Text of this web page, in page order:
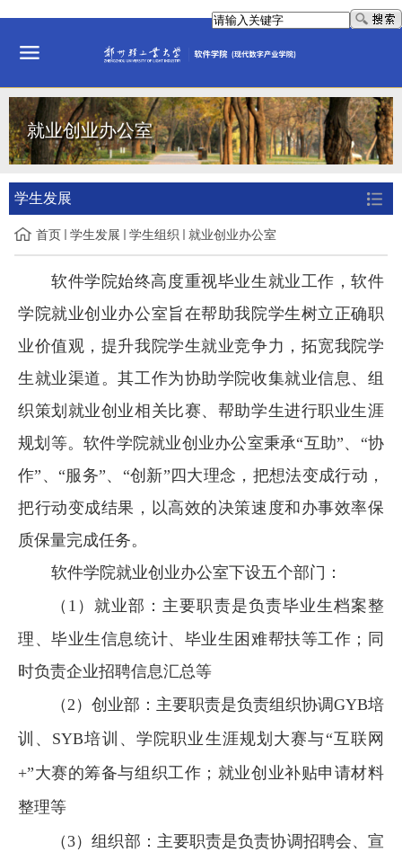
就业创业办公室
学生发展
首页 学生发展 学生组织 就业创业办公室
软件学院始终高度重视毕业生就业工作，软件
学院就业创业办公室旨在帮助我院学生树立正确职
业价值观，提升我院学生就业竞争力，拓宽我院学
生就业渠道。其工作为协助学院收集就业信息、组
织策划就业创业相关比赛、帮助学生进行职业生涯
规划等。软件学院就业创业办公室秉承“互助”、“协
作”、“服务”、“创新”四大理念，把想法变成行动，
把行动变成结果，以高效的决策速度和办事效率保
质保量完成任务。
软件学院就业创业办公室下设五个部门：
（1）就业部：主要职责是负责毕业生档案整
理、毕业生信息统计、毕业生困难帮扶等工作；同
时负责企业招聘信息汇总等
（2） 创业部：主要职责是负责组织协调GYB培
训、 SYB培训、学院职业生涯规划大赛与“互联网
+”大赛的筹备与组织工作；就业创业补贴申请材料
整理等
（3）组织部：主要职责是负责协调招聘会、宣